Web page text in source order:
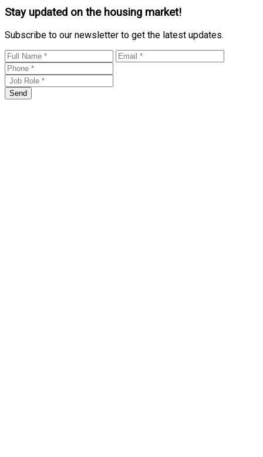
Stay updated on the housing market!
Subscribe to our newsletter to get the latest updates.
Send